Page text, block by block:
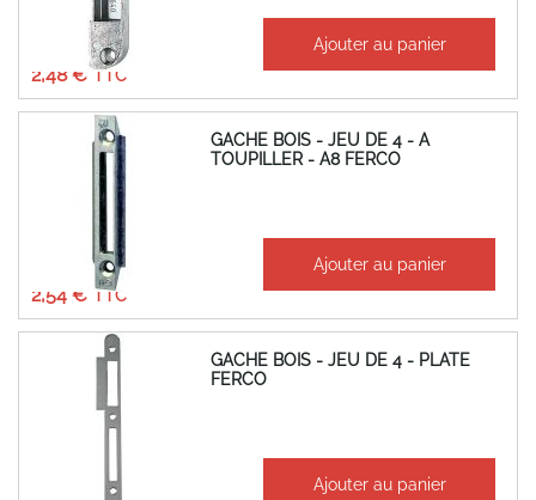
À partir de
2,48 €
Ajouter au panier
GACHE BOIS - JEU DE 4 - A
TOUPILLER - A8 FERCO
À partir de
2,54 €
Ajouter au panier
GACHE BOIS - JEU DE 4 - PLATE
FERCO
Ajouter au panier